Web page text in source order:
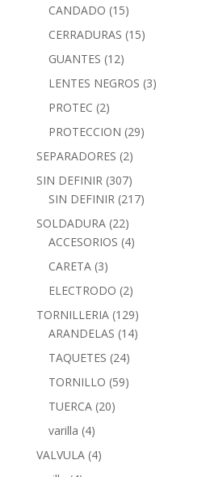
CANDADO (15)
CERRADURAS (15)
GUANTES (12)
LENTES NEGROS (3)
PROTEC (2)
PROTECCION (29)
SEPARADORES (2)
SIN DEFINIR (307)
SIN DEFINIR (217)
SOLDADURA (22)
ACCESORIOS (4)
CARETA (3)
ELECTRODO (2)
TORNILLERIA (129)
ARANDELAS (14)
TAQUETES (24)
TORNILLO (59)
TUERCA (20)
varilla (4)
VALVULA (4)